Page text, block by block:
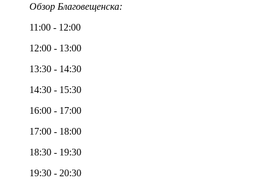
Обзор Благовещенска:
11:00 - 12:00
12:00 - 13:00
13:30 - 14:30
14:30 - 15:30
16:00 - 17:00
17:00 - 18:00
18:30 - 19:30
19:30 - 20:30